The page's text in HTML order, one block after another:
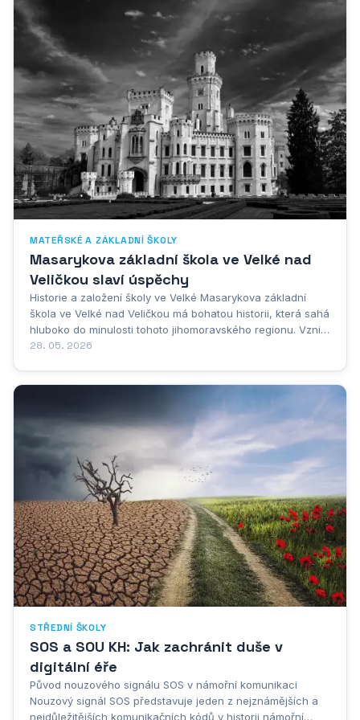
MATEŘSKÉ A ZÁKLADNÍ ŠKOLY
Masarykova základní škola ve Velké nad
Veličkou slaví úspěchy
Historie a založení školy ve Velké Masarykova základní
škola ve Velké nad Veličkou má bohatou historii, která sahá
hluboko do minulosti tohoto jihomoravského regionu. Vznik
školství v této obci je úzce spjat s vývojem celé komunity a
28. 05. 2026
STŘEDNÍ ŠKOLY
SOS a SOU KH: Jak zachránit duše v
digitální éře
Původ nouzového signálu SOS v námořní komunikaci
Nouzový signál SOS představuje jeden z nejznámějších a
nejdůležitějších komunikačních kódů v historii námořní